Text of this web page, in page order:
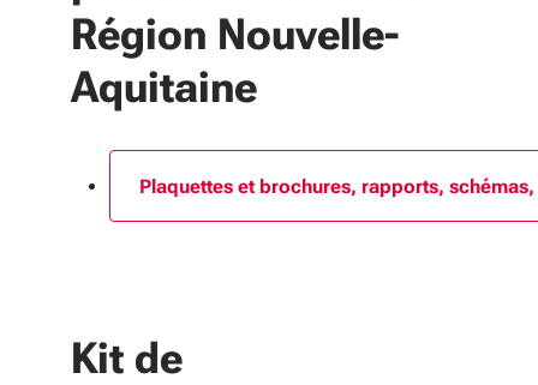
Région Nouvelle-
Aquitaine
Plaquettes et brochures, rapports,
Kit de